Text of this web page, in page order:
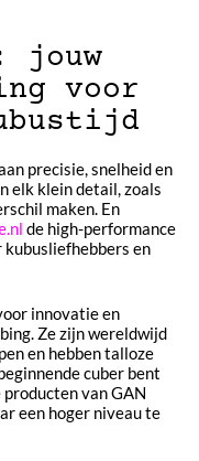
jouw
voor
precisie, snelheid en
elk klein detail, zoals
maken. En
de high-performance
kubusliefhebbers en
innovatie en
Ze zijn wereldwijd
en hebben talloze
cuber bent
van GAN
een hoger niveau te